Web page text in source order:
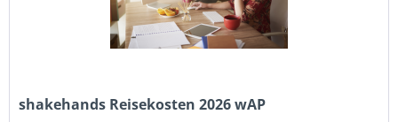
shakehands Reisekosten 2026 wAP